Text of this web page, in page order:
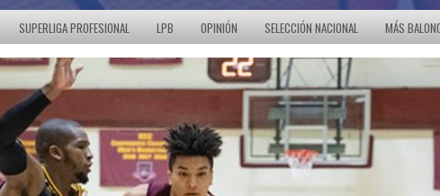
SUPERLIGA PROFESIONAL LPB OPINIÓN SELECCIÓN NACIONAL MÁS